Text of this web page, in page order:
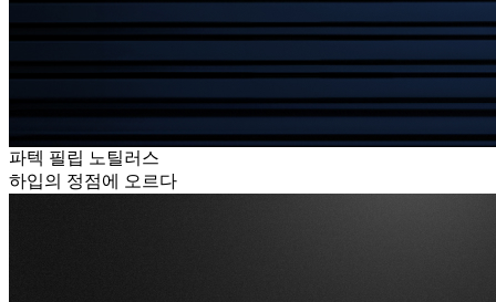
파텍 필립 노틸러스
하입의 정점에 오르다